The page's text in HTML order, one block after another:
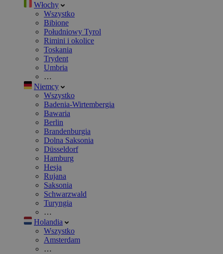
Włochy
Wszystko
Bibione
Południowy Tyrol
Rimini i okolice
Toskania
Trydent
Umbria
…
Niemcy
Wszystko
Badenia-Wirtembergia
Bawaria
Berlin
Brandenburgia
Dolna Saksonia
Düsseldorf
Hamburg
Hesja
Rujana
Saksonia
Schwarzwald
Turyngia
…
Holandia
Wszystko
Amsterdam
…